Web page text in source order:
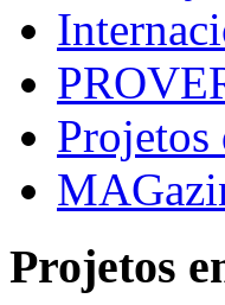
Projetos
Projetos